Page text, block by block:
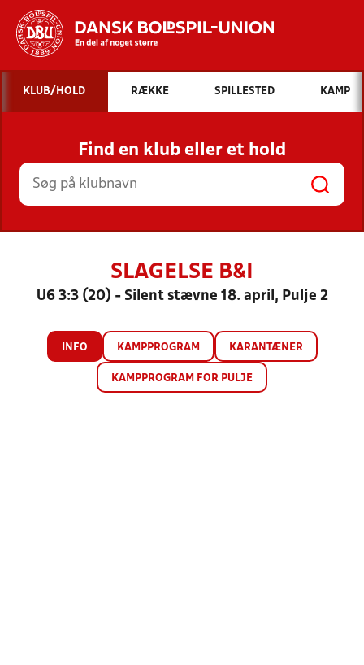
Hvad vil du søge efter?
INDHOLD OG NYHEDER
STILLINGER, RESULTATER, KLUBBER OG
HOLD
KLUB/HOLD RÆKKE SPILLESTED KAMP
Find en klub eller et hold
SLAGELSE B&I
U6 3:3 (20) - Silent stævne 18. april, Pulje 2
INFO KAMPPROGRAM KARANTÆNER
KAMPPROGRAM FOR PULJE